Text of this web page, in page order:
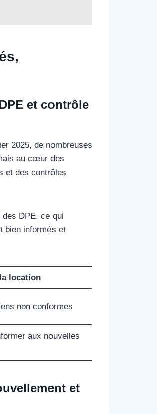
et contrôle
2025, de nombreuses
au cœur des
et des contrôles
des DPE, ce qui
bien informés et
location
non conformes
aux nouvelles
et